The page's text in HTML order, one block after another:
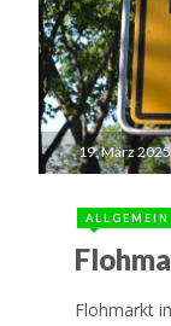
19. März 2025
ALLGEMEIN
Flohmarkt